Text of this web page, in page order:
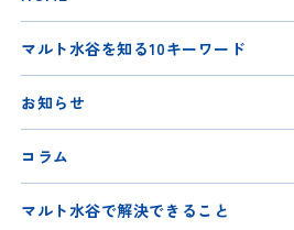
マルト水谷を知る10キーワード
お知らせ
コラム
マルト水谷で解決できること